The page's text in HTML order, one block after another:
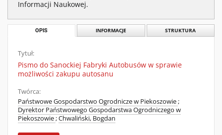
Informacji Naukowej.
OPIS INFORMACJE STRUKTURA
Tytuł:
Pismo do Sanockiej Fabryki Autobusów w sprawie
możliwości zakupu autosanu
Twórca:
Państwowe Gospodarstwo Ogrodnicze w Piekoszowie;
Dyrektor Państwowego Gospodarstwa Ogrodniczego w
Piekoszowie;Chwaliński, Bogdan